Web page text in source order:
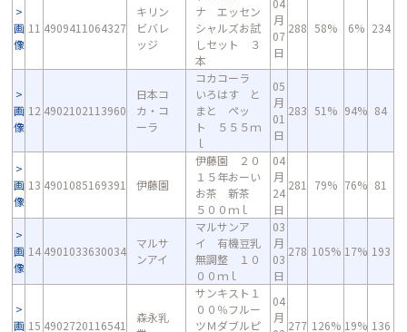
画
像
11 4909411064327
キリン
ビバレ
ッジ
ナ エッセン
シャルズお試
しセット ３
本
04
月
07
日
288 58% 6% 234
画
像
12 4902102113960
日本コ
カ・コ
ーラ
コカコーラ
いろはす と
まと ペッ
ト ５５５ｍ
ｌ
05
月
01
日
283 51% 94% 84
画
像
13 4901085169391 伊藤園
伊藤園 ２０
１５年おーい
お茶 新茶
５００ｍｌ
04
月
24
日
281 79% 76% 81
画
像
14 4901033630034
マルサ
ンアイ
マルサンア
イ 有機豆乳
無調整 １０
００ｍｌ
03
月
03
日
278 105% 17% 193
画 15 4902720116541
森永乳
サンキスト１
００％フルー
ツＭダブルピ
04
月
277 126% 19% 136